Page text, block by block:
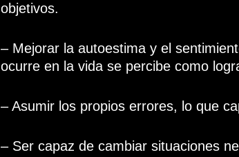
objetivos.
– Mejorar la autoestima y el
ocurre en la vida se percibe como
– Asumir los propios errores, lo que
– Ser capaz de cambiar situaciones